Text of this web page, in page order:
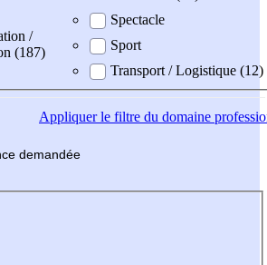
/
(187)
Spectacle
Sport
Transport / Logistique (12)
Appliquerle filtre du domaine
demandée